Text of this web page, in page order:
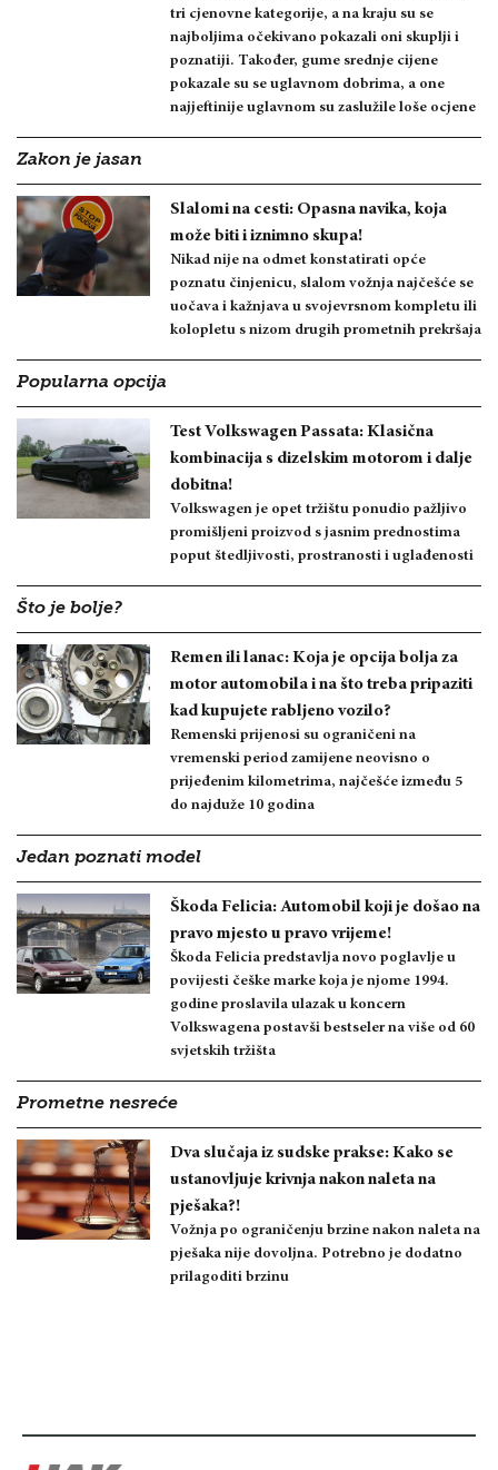
tri cjenovne kategorije, a na kraju su se
najboljima očekivano pokazali oni skuplji i
poznatiji. Također, gume srednje cijene
pokazale su se uglavnom dobrima, a one
najjeftinije uglavnom su zaslužile loše ocjene
Zakon je jasan
Slalomi na cesti: Opasna navika, koja
može biti i iznimno skupa!
Nikad nije na odmet konstatirati opće
poznatu činjenicu, slalom vožnja najčešće se
uočava i kažnjava u svojevrsnom kompletu ili
kolopletu s nizom drugih prometnih prekršaja
Popularna opcija
Test Volkswagen Passata: Klasična
kombinacija s dizelskim motorom i dalje
dobitna!
Volkswagen je opet tržištu ponudio pažljivo
promišljeni proizvod s jasnim prednostima
poput štedljivosti, prostranosti i uglađenosti
Što je bolje?
Remen ili lanac: Koja je opcija bolja za
motor automobila i na što treba pripaziti
kad kupujete rabljeno vozilo?
Remenski prijenosi su ograničeni na
vremenski period zamijene neovisno o
prijeđenim kilometrima, najčešće između 5
do najduže 10 godina
Jedan poznati model
Škoda Felicia: Automobil koji je došao na
pravo mjesto u pravo vrijeme!
Škoda Felicia predstavlja novo poglavlje u
povijesti češke marke koja je njome 1994.
godine proslavila ulazak u koncern
Volkswagena postavši bestseler na više od 60
svjetskih tržišta
Prometne nesreće
Dva slučaja iz sudske prakse: Kako se
ustanovljuje krivnja nakon naleta na
pješaka?!
Vožnja po ograničenju brzine nakon naleta na
pješaka nije dovoljna. Potrebno je dodatno
prilagoditi brzinu